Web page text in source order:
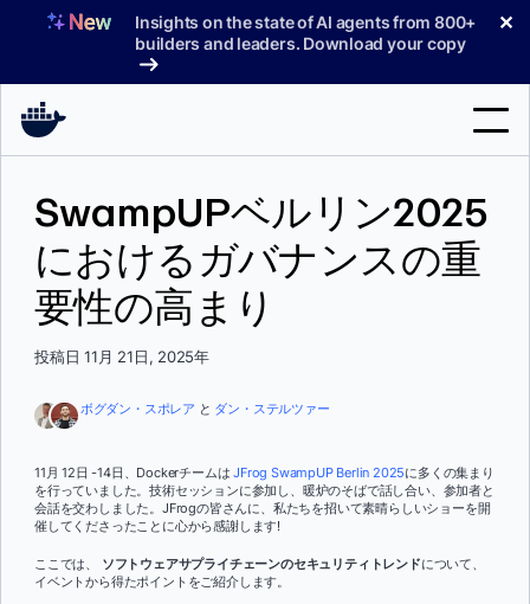
へ
Insights on the state of AI agents from 800+
builders and leaders. Download your copy
✕
サポート
索
サインイン
SwampUPベルリン2025
におけるガバナンスの重
要性の高まり
投稿日 11月 21日, 2025年
ボグダン・スポレア と ダン・ステルツァー
11月 12日 -14日、DockerチームはJFrog SwampUP Berlin 2025に多くの集まり
を行っていました。技術セッションに参加し、暖炉のそばで話し合い、参加者と
会話を交わしました。JFrogの皆さんに、私たちを招いて素晴らしいショーを開
催してくださったことに心から感謝します!
ここでは、 ソフトウェアサプライチェーンのセキュリティトレンドについて、
イベントから得たポイントをご紹介します。